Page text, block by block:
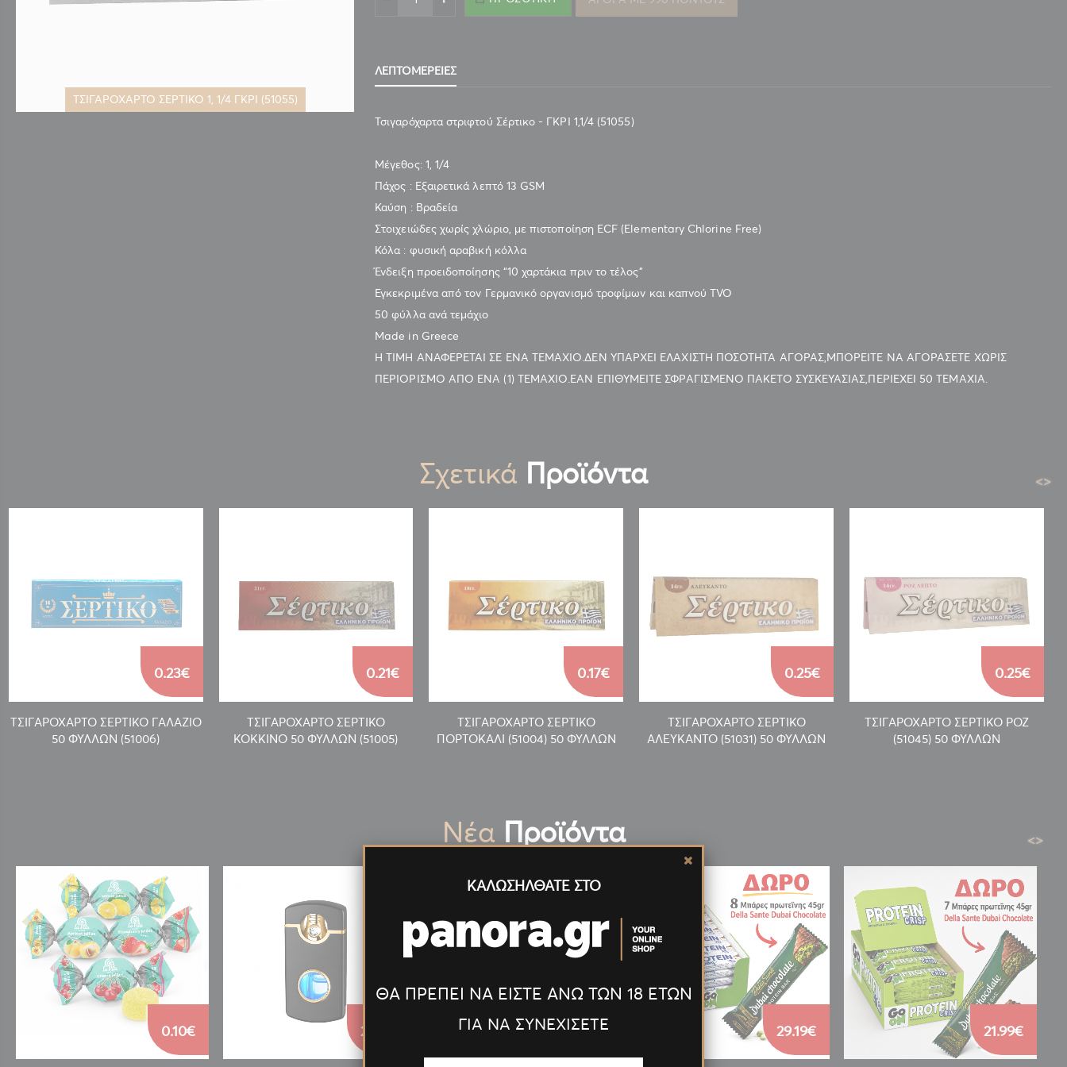
ΤΣΙΓΑΡΟΧΑΡΤΟ ΣΕΡΤΙΚΟ 1, 1/4 ΓΚΡΙ (51055)
ΛΕΠΤΟΜΈΡΕΙΕΣ
Τσιγαρόχαρτα στριφτού Σέρτικο - ΓΚΡΙ 1,1/4 (51055)
Μέγεθος: 1, 1/4
Πάχος : Εξαιρετικά λεπτό 13 GSM
Καύση : Βραδεία
Στοιχειώδες χωρίς χλώριο, με πιστοποίηση ECF (Elementary Chlorine Free)
Κόλα : φυσική αραβική κόλλα
Ένδειξη προειδοποίησης “10 χαρτάκια πριν το τέλος”
Εγκεκριμένα από τον Γερμανικό οργανισμό τροφίμων και καπνού TVO
50 φύλλα ανά τεμάχιο
Made in Greece
Η ΤΙΜΗ ΑΝΑΦΕΡΕΤΑΙ ΣΕ ΕΝΑ ΤΕΜΑΧΙΟ.ΔΕΝ ΥΠΑΡΧΕΙ ΕΛΑΧΙΣΤΗ ΠΟΣΟΤΗΤΑ ΑΓΟΡΑΣ,ΜΠΟΡΕΙΤΕ ΝΑ ΑΓΟΡΑΣΕΤΕ ΧΩΡΙΣ
ΠΕΡΙΟΡΙΣΜΟ ΑΠΟ ΕΝΑ (1) ΤΕΜΑΧΙΟ.ΕΑΝ ΕΠΙΘΥΜΕΙΤΕ ΣΦΡΑΓΙΣΜΕΝΟ ΠΑΚΕΤΟ ΣΥΣΚΕΥΑΣΙΑΣ,ΠΕΡΙΕΧΕΙ 50 ΤΕΜΑΧΙΑ.
Σχετικά Προϊόντα
ΤΣΙΓΑΡΟΧΑΡΤΟ ΣΕΡΤΙΚΟ ΓΑΛΑΖΙΟ
50 ΦΥΛΛΩΝ (51006)
0.23€
ΤΣΙΓΑΡΟΧΑΡΤΟ ΣΕΡΤΙΚΟ
ΚΟΚΚΙΝΟ 50 ΦΥΛΛΩΝ (51005)
0.21€
ΤΣΙΓΑΡΟΧΑΡΤΟ ΣΕΡΤΙΚΟ
ΠΟΡΤΟΚΑΛΙ (51004) 50 ΦΥΛΛΩΝ
0.17€
ΤΣΙΓΑΡΟΧΑΡΤΟ ΣΕΡΤΙΚΟ
ΑΛΕΥΚΑΝΤΟ (51031) 50 ΦΥΛΛΩΝ
0.25€
ΤΣΙΓΑΡΟΧΑΡΤΟ ΣΕΡΤΙΚΟ ΡΟΖ
(51045) 50 ΦΥΛΛΩΝ
0.25€
<>
Νέα Προϊόντα
0.10€ 27.55€ 27.55€ 29.19€ 21.99€
<>
ΚΑΛΩΣΗΛΘΑΤΕ ΣΤΟ
ΘΑ ΠΡΕΠΕΙ ΝΑ ΕΙΣΤΕ ΑΝΩ ΤΩΝ 18 ΕΤΩΝ
ΓΙΑ ΝΑ ΣΥΝΕΧΙΣΕΤΕ